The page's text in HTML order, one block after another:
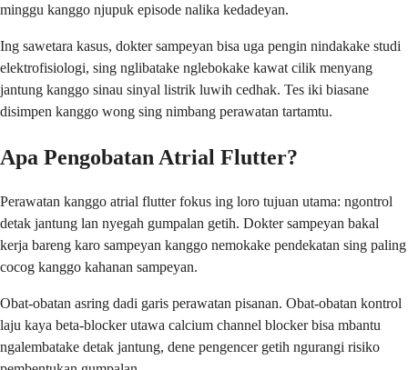
minggu kanggo njupuk episode nalika kedadeyan.
Ing sawetara kasus, dokter sampeyan bisa uga pengin nindakake studi
elektrofisiologi, sing nglibatake nglebokake kawat cilik menyang
jantung kanggo sinau sinyal listrik luwih cedhak. Tes iki biasane
disimpen kanggo wong sing nimbang perawatan tartamtu.
Apa Pengobatan Atrial Flutter?
Perawatan kanggo atrial flutter fokus ing loro tujuan utama: ngontrol
detak jantung lan nyegah gumpalan getih. Dokter sampeyan bakal
kerja bareng karo sampeyan kanggo nemokake pendekatan sing paling
cocog kanggo kahanan sampeyan.
Obat-obatan asring dadi garis perawatan pisanan. Obat-obatan kontrol
laju kaya beta-blocker utawa calcium channel blocker bisa mbantu
ngalembatake detak jantung, dene pengencer getih ngurangi risiko